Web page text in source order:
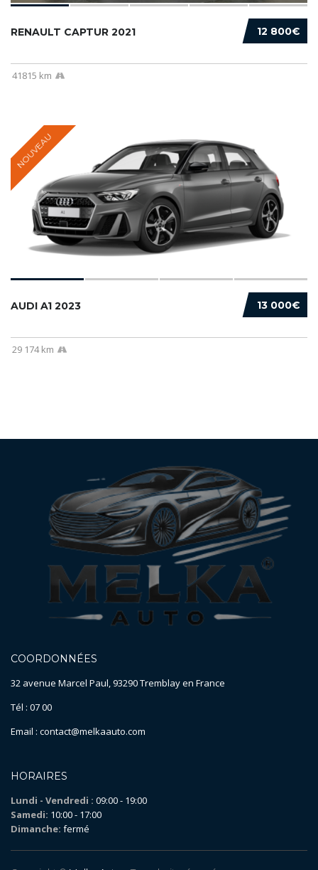
12 800€
RENAULT CAPTUR 2021
41815 km
NOUVEAU
13 000€
AUDI A1 2023
29 174 km
COORDONNÉES
32 avenue Marcel Paul, 93290 Tremblay en France
Tél : 07 00
Email : contact@melkaauto.com
HORAIRES
Lundi - Vendredi : 09:00 - 19:00
Samedi: 10:00 - 17:00
Dimanche: fermé